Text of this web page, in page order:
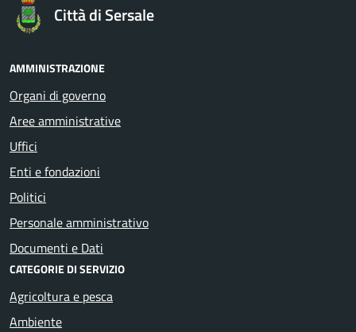
Città di Sersale
AMMINISTRAZIONE
Organi di governo
Aree amministrative
Uffici
Enti e fondazioni
Politici
Personale amministrativo
Documenti e Dati
CATEGORIE DI SERVIZIO
Agricoltura e pesca
Ambiente